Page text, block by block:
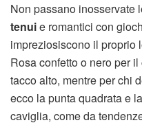
Non passano inosservate
tenuie romantici con
impreziosiscono il proprio
Rosa confetto o nero per
tacco alto, mentre per chi
ecco la punta quadrata e
caviglia, come da